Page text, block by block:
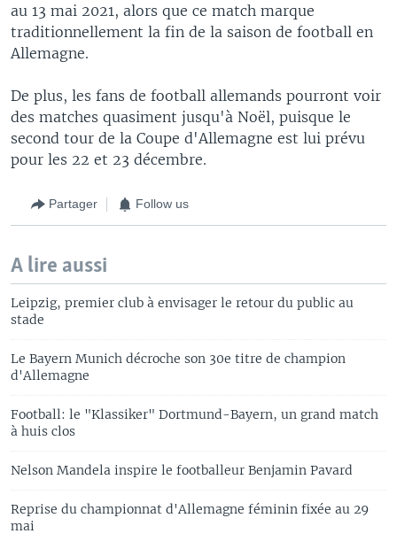
au 13 mai 2021, alors que ce match marque
traditionnellement la fin de la saison de football en
Allemagne.
De plus, les fans de football allemands pourront voir
des matches quasiment jusqu'à Noël, puisque le
second tour de la Coupe d'Allemagne est lui prévu
pour les 22 et 23 décembre.
Partager Follow us
A lire aussi
Leipzig, premier club à envisager le retour du public au
stade
Le Bayern Munich décroche son 30e titre de champion
d'Allemagne
Football: le "Klassiker" Dortmund-Bayern, un grand match
à huis clos
Nelson Mandela inspire le footballeur Benjamin Pavard
Reprise du championnat d'Allemagne féminin fixée au 29
mai